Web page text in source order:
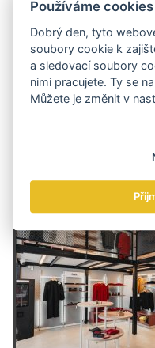
Celý retail dnes prochází
budování
budou přibývat i v
v propojení designu,
měnit – od klasických
formátům 24/7, které
zóny, typickým příkladem
Používáme cookies
Dobrý den, tyto
soubory cookie k
a sledovací soubory
nimi pracujete. Ty se
Můžete je změnit v